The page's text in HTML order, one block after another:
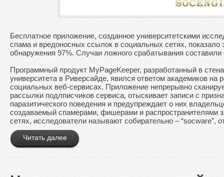
Бесплатное приложение, созданное университетскими
спама и вредоносных ссылок в социальных сетях, показало
обнаружения 97%. Случаи ложного срабатывания составили
Программный продукт MyPageKeeper, разработанный в
университета в Риверсайде, явился ответом академиков на
социальных веб-сервисах. Приложение непрерывно
рассылки подлписчиков сервиса, отыскивает записи с
паразитического поведения и предупреждает о них
создаваемый спамерами, фишерами и распространителями
сетях, исследователи называют собирательно – “socware”,
Читать далее